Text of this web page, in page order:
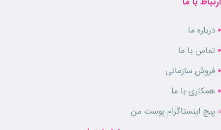
درباره ما
تماس با ما
فروش سازمانی
همکاری با ما
پیج اینستاگرام پوست من